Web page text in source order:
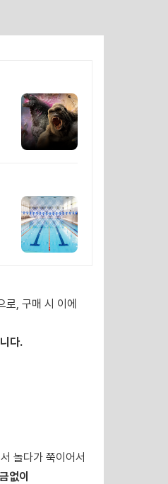
로, 구매 시 이에
다.
놀다가 쭉이어서
없이